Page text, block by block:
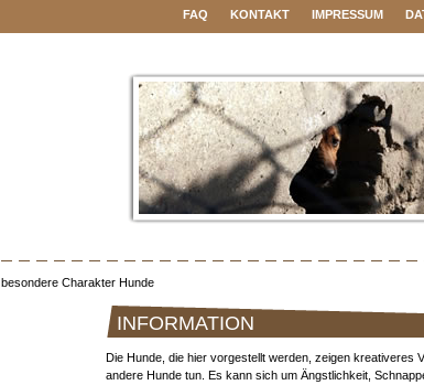
FAQ KONTAKT IMPRESSUM
besondere Charakter Hunde
INFORMATION
Die Hunde, die hier vorgestellt werden, zeigen kreativeres
andere Hunde tun. Es kann sich um Ängstlichkeit,